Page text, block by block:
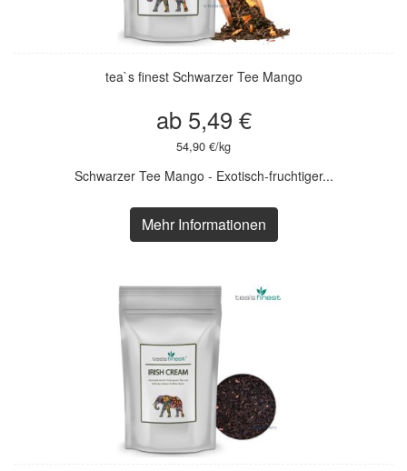
tea`s finest Schwarzer Tee Mango
ab 5,49 €
54,90 €/kg
Schwarzer Tee Mango - Exotisch-fruchtiger...
Mehr Informationen